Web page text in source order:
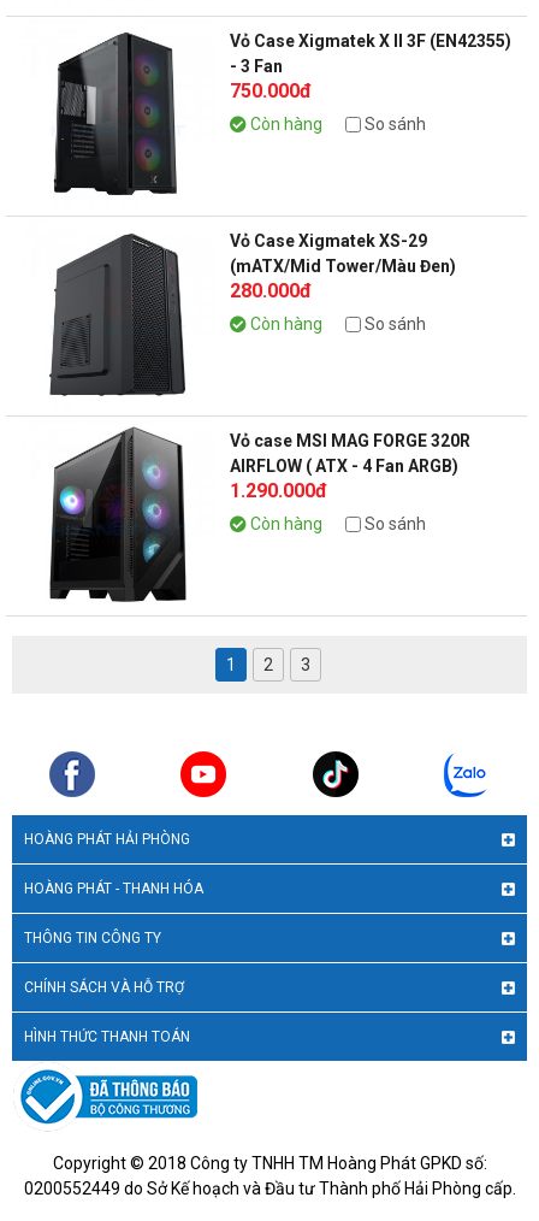
Vỏ Case Xigmatek X II 3F (EN42355)
- 3 Fan
750.000đ
Còn hàng So sánh
Vỏ Case Xigmatek XS-29
(mATX/Mid Tower/Màu Đen)
280.000đ
Còn hàng So sánh
Vỏ case MSI MAG FORGE 320R
AIRFLOW ( ATX - 4 Fan ARGB)
1.290.000đ
Còn hàng So sánh
1 2 3
HOÀNG PHÁT HẢI PHÒNG
HOÀNG PHÁT - THANH HÓA
THÔNG TIN CÔNG TY
CHÍNH SÁCH VÀ HỖ TRỢ
HÌNH THỨC THANH TOÁN
Copyright © 2018 Công ty TNHH TM Hoàng Phát GPKD số:
0200552449 do Sở Kế hoạch và Đầu tư Thành phố Hải Phòng cấp.